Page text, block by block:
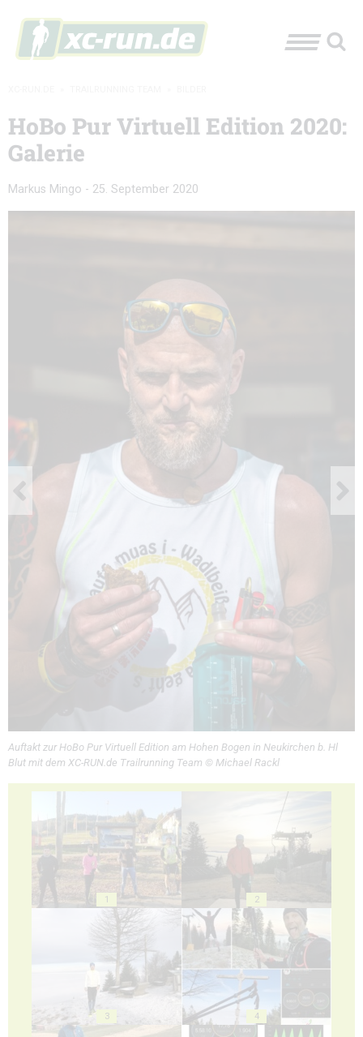
HoBo Pur Virtuell Edition 2020:
Galerie
Markus Mingo - 25. September 2020
Auftakt zur HoBo Pur Virtuell Edition am Hohen Bogen in Neukirchen b. Hl
Blut mit dem XC-RUN.de Trailrunning Team © Michael Rackl
1 2
3 4